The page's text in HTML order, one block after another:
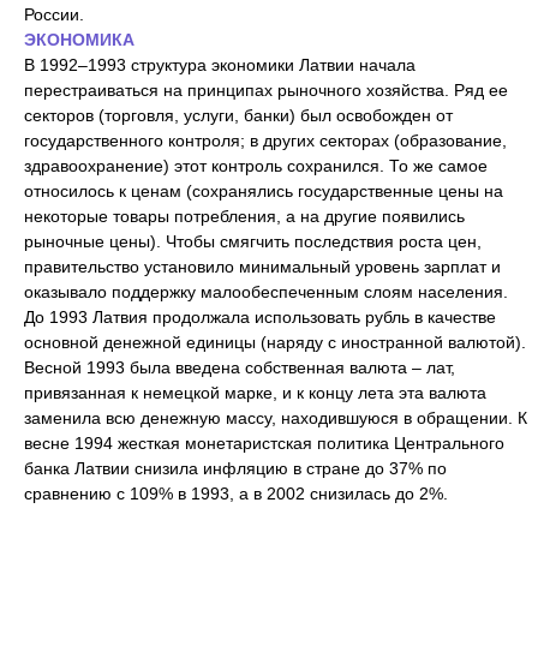
России.
ЭКОНОМИКА
В 1992–1993 структура экономики Латвии начала
перестраиваться на принципах рыночного хозяйства. Ряд ее
секторов (торговля, услуги, банки) был освобожден от
государственного контроля; в других секторах (образование,
здравоохранение) этот контроль сохранился. То же самое
относилось к ценам (сохранялись государственные цены на
некоторые товары потребления, а на другие появились
рыночные цены). Чтобы смягчить последствия роста цен,
правительство установило минимальный уровень зарплат и
оказывало поддержку малообеспеченным слоям населения.
До 1993 Латвия продолжала использовать рубль в качестве
основной денежной единицы (наряду с иностранной валютой).
Весной 1993 была введена собственная валюта – лат,
привязанная к немецкой марке, и к концу лета эта валюта
заменила всю денежную массу, находившуюся в обращении. К
весне 1994 жесткая монетаристская политика Центрального
банка Латвии снизила инфляцию в стране до 37% по
сравнению с 109% в 1993, а в 2002 снизилась до 2%.